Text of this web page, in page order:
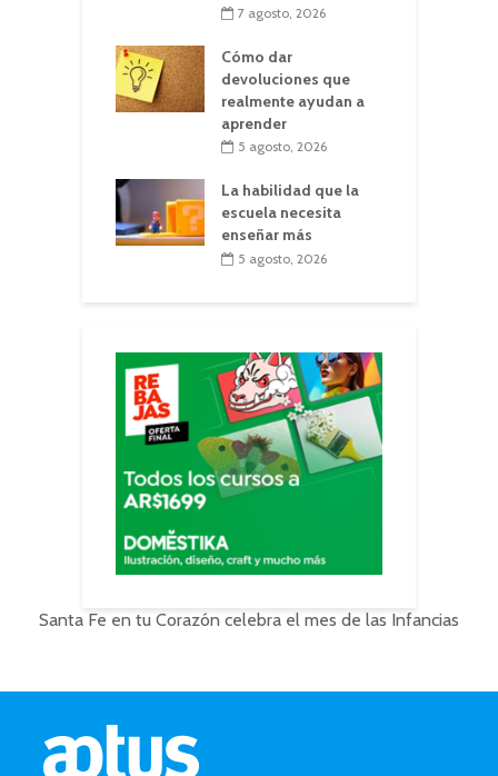
7 agosto, 2026
Cómo dar
devoluciones que
realmente ayudan a
aprender
5 agosto, 2026
La habilidad que la
escuela necesita
enseñar más
5 agosto, 2026
Santa Fe en tu Corazón celebra el mes de las Infancias